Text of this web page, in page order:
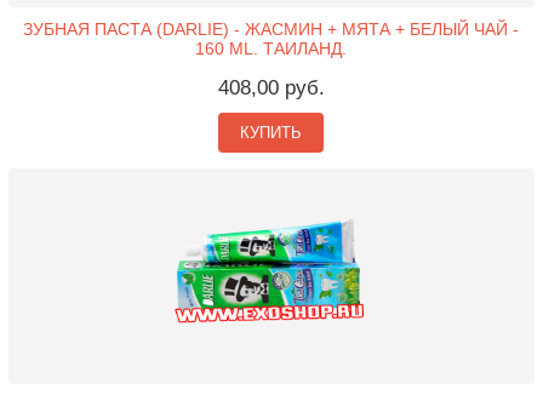
ЗУБНАЯ ПАСТА (DARLIE) - ЖАСМИН + МЯТА + БЕЛЫЙ ЧАЙ -
160 ML. ТАИЛАНД.
408,00 руб.
КУПИТЬ